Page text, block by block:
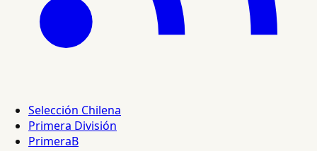
Selección Chilena
Primera División
PrimeraB